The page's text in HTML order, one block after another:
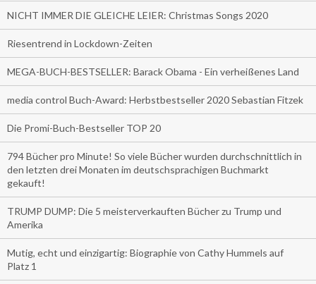
NICHT IMMER DIE GLEICHE LEIER: Christmas Songs 2020
Riesentrend in Lockdown-Zeiten
MEGA-BUCH-BESTSELLER: Barack Obama - Ein verheißenes Land
media control Buch-Award: Herbstbestseller 2020 Sebastian Fitzek
Die Promi-Buch-Bestseller TOP 20
794 Bücher pro Minute! So viele Bücher wurden durchschnittlich in
den letzten drei Monaten im deutschsprachigen Buchmarkt
gekauft!
TRUMP DUMP: Die 5 meisterverkauften Bücher zu Trump und
Amerika
Mutig, echt und einzigartig: Biographie von Cathy Hummels auf
Platz 1